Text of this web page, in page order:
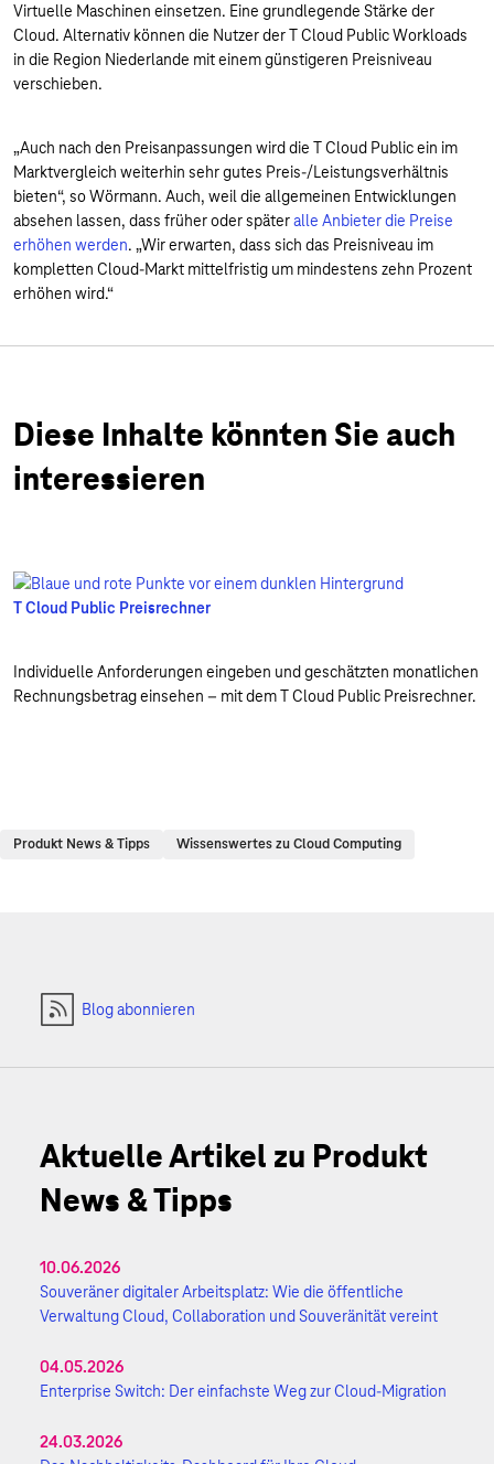
Virtuelle Maschinen einsetzen. Eine grundlegende Stärke der
Cloud. Alternativ können die Nutzer der T Cloud Public Workloads
in die Region Niederlande mit einem günstigeren Preisniveau
verschieben.
„Auch nach den Preisanpassungen wird die T Cloud Public ein im
Marktvergleich weiterhin sehr gutes Preis-/Leistungsverhältnis
bieten“, so Wörmann. Auch, weil die allgemeinen Entwicklungen
absehen lassen, dass früher oder späteralle Anbieter die Preise
erhöhen werden. „Wir erwarten, dass sich das Preisniveau im
kompletten Cloud-Markt mittelfristig um mindestens zehn Prozent
erhöhen wird.“
Diese Inhalte könnten Sie auch
interessieren
T Cloud Public Preisrechner
Individuelle Anforderungen eingeben und geschätzten monatlichen
Rechnungsbetrag einsehen – mit dem T Cloud Public Preisrechner.
Produkt News & Tipps Wissenswertes zu Cloud Computing
Blog abonnieren
Aktuelle Artikel zu Produkt
News & Tipps
10.06.2026
Souveräner digitaler Arbeitsplatz: Wie die öffentliche
Verwaltung Cloud, Collaboration und Souveränität vereint
04.05.2026
Enterprise Switch: Der einfachste Weg zur Cloud-Migration
24.03.2026